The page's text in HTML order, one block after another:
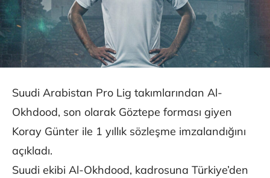
Suudi Arabistan Pro Lig takımlarından Al-
Okhdood, son olarak Göztepe forması giyen
Koray Günter ile 1 yıllık sözleşme imzalandığını
açıkladı.
Suudi ekibi Al-Okhdood, kadrosuna Türkiye’den